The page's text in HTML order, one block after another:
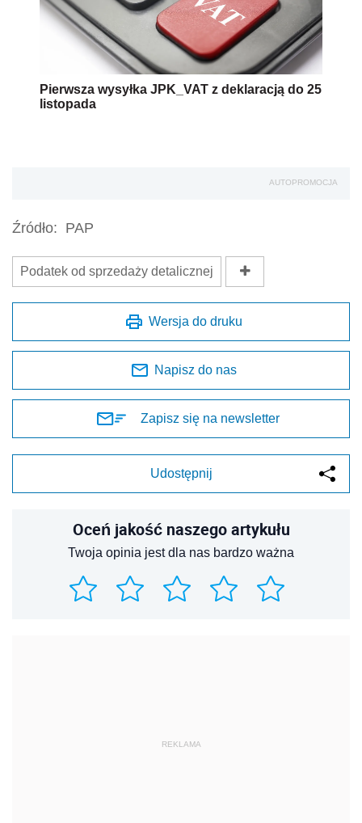
Pierwsza wysyłka JPK_VAT z deklaracją do 25
listopada
AUTOPROMOCJA
Źródło: PAP
Podatek od sprzedaży detalicznej
Wersja do druku
Napisz do nas
Zapisz się na newsletter
Udostępnij
Oceń jakość naszego artykułu
Twoja opinia jest dla nas bardzo ważna
REKLAMA